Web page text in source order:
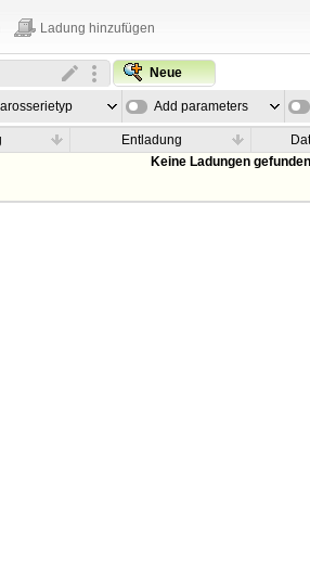
Ladung hinzufügen
Neue
Add parameters
Entladung
Keine Ladungen